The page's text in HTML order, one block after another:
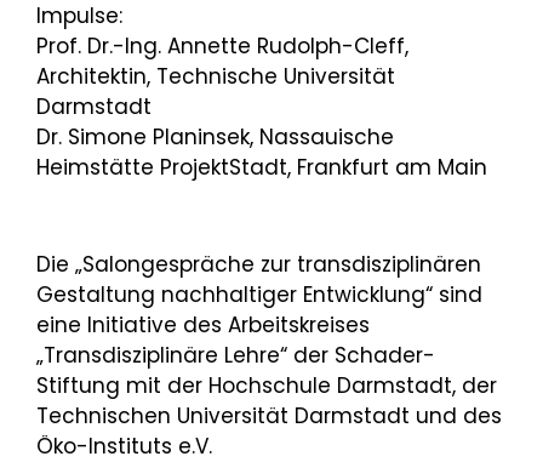
Impulse:
Prof. Dr.-Ing. Annette Rudolph-Cleff,
Architektin, Technische Universität
Darmstadt
Dr. Simone Planinsek, Nassauische
Heimstätte ProjektStadt, Frankfurt am Main
Die „Salongespräche zur transdisziplinären
Gestaltung nachhaltiger Entwicklung“ sind
eine Initiative des Arbeitskreises
„Transdisziplinäre Lehre“ der Schader-
Stiftung mit der Hochschule Darmstadt, der
Technischen Universität Darmstadt und des
Öko-Instituts e.V.